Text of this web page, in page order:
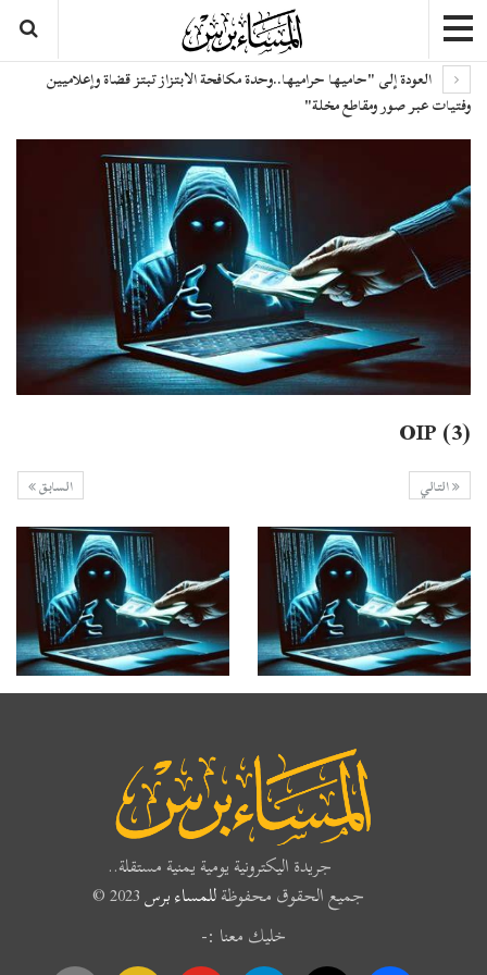
العودة إلى "حاميها حراميها..وحدة مكافحة الابتزاز تبتز قضاة وإعلاميين
وفتيات عبر صور ومقاطع مخلة"
OIP (3)
التالي السابق
جريدة اليكترونية يومية يمنية مستقلة..
جميع الحقوق محفوظةللمساء برس
خليك معنا :-